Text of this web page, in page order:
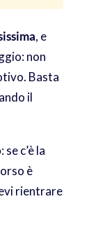
, e
non
Basta
il
: se c’è la
è
rientrare